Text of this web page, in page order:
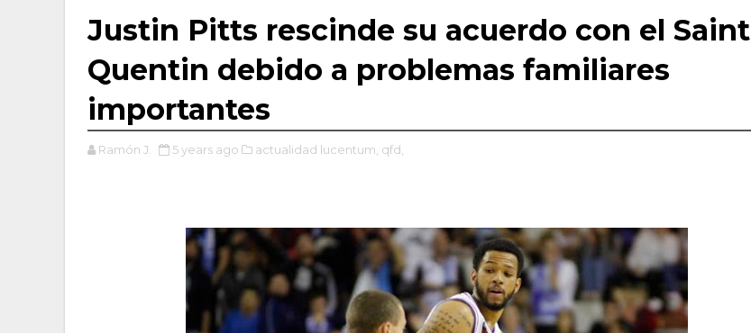
Justin Pitts rescinde su acuerdo con el Saint
Quentin debido a problemas familiares
importantes
Ramón J. 5 years ago actualidad lucentum, qfd,